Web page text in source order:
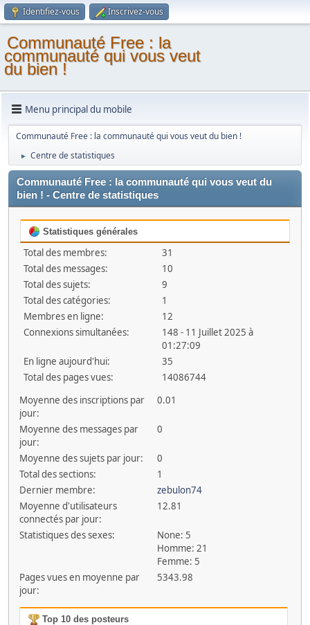
Identifiez-vous Inscrivez-vous
Communauté Free : la
communauté qui vous veut
du bien !
Menu principal du mobile
Communauté Free : la communauté qui vous veut du bien !
► Centre de statistiques
Communauté Free : la communauté qui vous veut du
bien ! - Centre de statistiques
Statistiques générales
Total des membres:
31
Total des messages:
10
Total des sujets:
9
Total des catégories:
1
Membres en ligne:
12
Connexions simultanées:
148 - 11 Juillet 2025 à
01:27:09
En ligne aujourd'hui:
35
Total des pages vues:
14086744
Moyenne des inscriptions par
jour:
0.01
Moyenne des messages par
jour:
0
Moyenne des sujets par jour:
0
Total des sections:
1
Dernier membre:
zebulon74
Moyenne d'utilisateurs
connectés par jour:
12.81
Statistiques des sexes:
None: 5
Homme: 21
Femme: 5
Pages vues en moyenne par
jour:
5343.98
Top 10 des posteurs